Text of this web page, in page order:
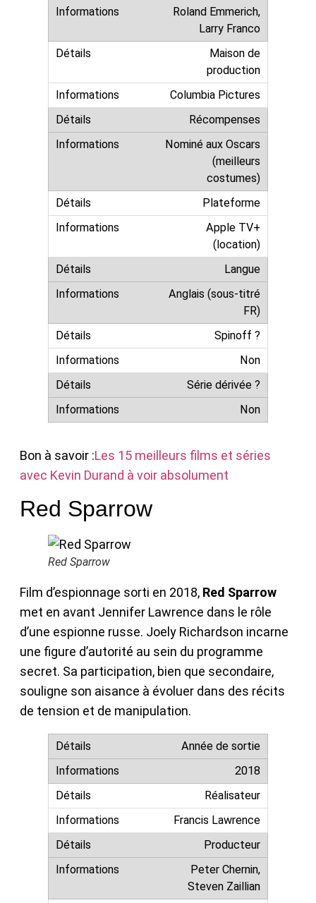
Roland Emmerich,
Larry Franco
Maison de
production
Columbia Pictures
Récompenses
Nominé aux Oscars
(meilleurs
costumes)
Plateforme
Apple TV+
(location)
Langue
Anglais (sous-titré
FR)
Spinoff ?
Non
Série dérivée ?
Non
Bon à savoir :Les 15 meilleurs films et séries
avec Kevin Durand à voir absolument
Red Sparrow
Red Sparrow
Film d’espionnage sorti en 2018, Red Sparrow
met en avant Jennifer Lawrence dans le rôle
d’une espionne russe. Joely Richardson incarne
une figure d’autorité au sein du programme
secret. Sa participation, bien que secondaire,
souligne son aisance à évoluer dans des récits
de tension et de manipulation.
Année de sortie
2018
Réalisateur
Francis Lawrence
Producteur
Peter Chernin,
Steven Zaillian